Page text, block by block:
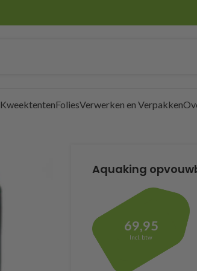
KweektentenFoliesVerwerken en Verpakken
Aquaking
69,95
Incl. btw